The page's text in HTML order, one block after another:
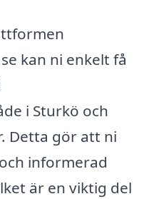
kan ni enkelt få
i Sturkö och
Detta gör att ni
informerad
är en viktig del